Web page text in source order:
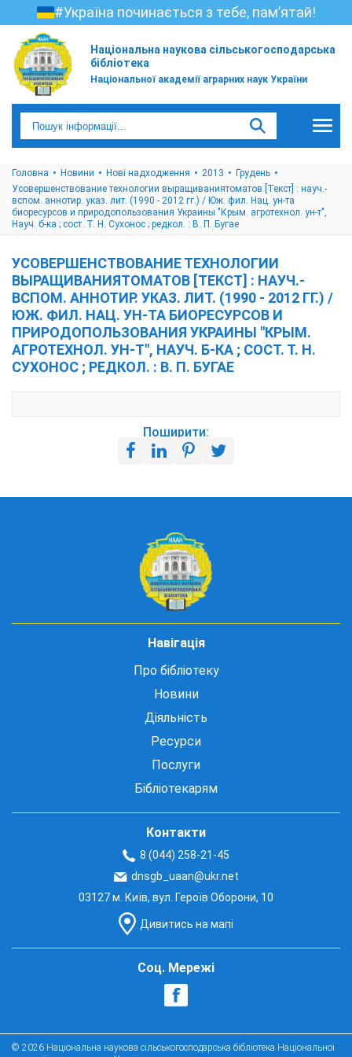
#Україна починається з тебе, пам’ятай!
Національна наукова сільськогосподарська
бібліотека
Національної академії аграрних наук України
Головна Новини Нові надходження 2013
Грудень
Усовершенствование технологии выращиваниятоматов [Текст] : науч.-
вспом. аннотир. указ. лит. (1990 - 2012 гг.) / Юж. фил. Нац. ун-та
биоресурсов и природопользования Украины "Крым. агротехнол. ун-т",
Науч. б-ка ; сост. Т. Н. Сухонос ; редкол. : В. П. Бугае
УСОВЕРШЕНСТВОВАНИЕ ТЕХНОЛОГИИ
ВЫРАЩИВАНИЯТОМАТОВ [ТЕКСТ] : НАУЧ.-
ВСПОМ. АННОТИР. УКАЗ. ЛИТ. (1990 - 2012 ГГ.) /
ЮЖ. ФИЛ. НАЦ. УН-ТА БИОРЕСУРСОВ И
ПРИРОДОПОЛЬЗОВАНИЯ УКРАИНЫ "КРЫМ.
АГРОТЕХНОЛ. УН-Т", НАУЧ. Б-КА ; СОСТ. Т. Н.
СУХОНОС ; РЕДКОЛ. : В. П. БУГАЕ
Поширити:
Навігація
Про бібліотеку
Новини
Діяльність
Ресурси
Послуги
Бібліотекарям
Контакти
8 (044) 258-21-45
dnsgb_uaan@ukr.net
03127 м. Київ, вул. Героїв Оборони, 10
Дивитись на мапі
Соц. Мережі
© 2026 Національна наукова сільськогосподарська бібліотека Національної